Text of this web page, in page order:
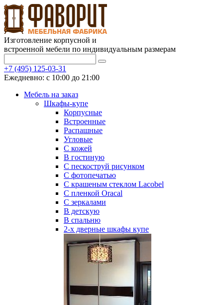
Изготовление корпусной и
встроенной мебели по индивидуальным размерам
+7 (495) 125-03-31
Ежедневно: с 10:00 до 21:00
Мебель на заказ
Шкафы-купе
Корпусные
Встроенные
Распашные
Угловые
С кожей
В гостиную
С пескоструй рисунком
С фотопечатью
С крашеным стеклом Lacobel
С пленкой Oracal
С зеркалами
В детскую
В спальню
2-х дверные шкафы купе